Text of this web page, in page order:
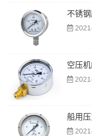
不锈
空压
船用